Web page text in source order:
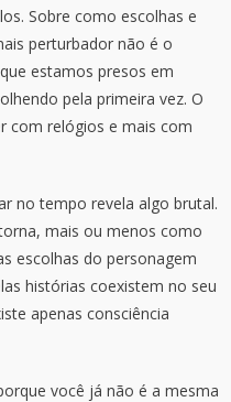
Sobre como escolhas e
perturbador não é o
estamos presos em
pela primeira vez. O
com relógios e mais com
no tempo revela algo brutal.
mais ou menos como
escolhas do personagem
histórias coexistem no seu
apenas consciência
você já não é a mesma